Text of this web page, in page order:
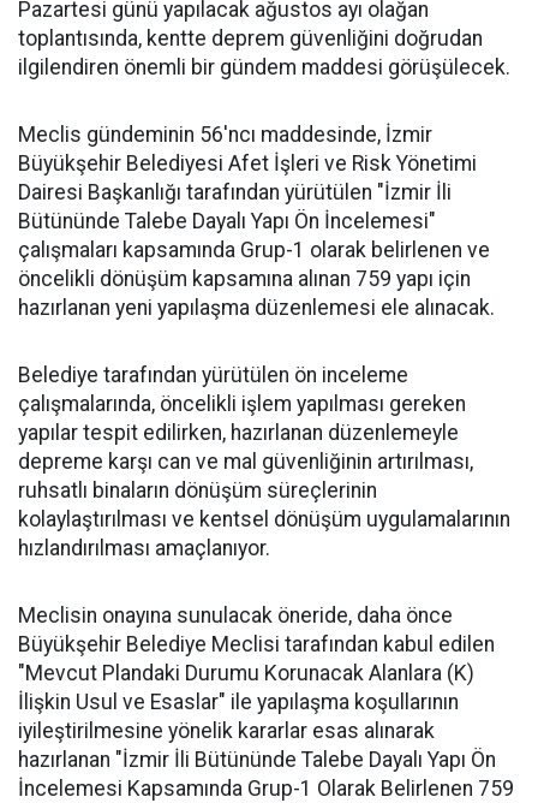
Pazartesi günü yapılacak ağustos ayı olağan
toplantısında, kentte deprem güvenliğini doğrudan
ilgilendiren önemli bir gündem maddesi görüşülecek.
Meclis gündeminin 56'ncı maddesinde, İzmir
Büyükşehir Belediyesi Afet İşleri ve Risk Yönetimi
Dairesi Başkanlığı tarafından yürütülen "İzmir İli
Bütününde Talebe Dayalı Yapı Ön İncelemesi"
çalışmaları kapsamında Grup-1 olarak belirlenen ve
öncelikli dönüşüm kapsamına alınan 759 yapı için
hazırlanan yeni yapılaşma düzenlemesi ele alınacak.
Belediye tarafından yürütülen ön inceleme
çalışmalarında, öncelikli işlem yapılması gereken
yapılar tespit edilirken, hazırlanan düzenlemeyle
depreme karşı can ve mal güvenliğinin artırılması,
ruhsatlı binaların dönüşüm süreçlerinin
kolaylaştırılması ve kentsel dönüşüm uygulamalarının
hızlandırılması amaçlanıyor.
Meclisin onayına sunulacak öneride, daha önce
Büyükşehir Belediye Meclisi tarafından kabul edilen
"Mevcut Plandaki Durumu Korunacak Alanlara (K)
İlişkin Usul ve Esaslar" ile yapılaşma koşullarının
iyileştirilmesine yönelik kararlar esas alınarak
hazırlanan "İzmir İli Bütününde Talebe Dayalı Yapı Ön
İncelemesi Kapsamında Grup-1 Olarak Belirlenen 759